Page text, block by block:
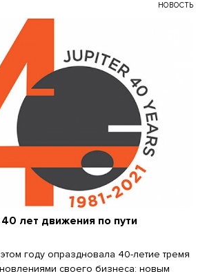
НОВОСТЬ
лет движения по пути
году опраздновала 40-летие тремя
своего бизнеса: новым